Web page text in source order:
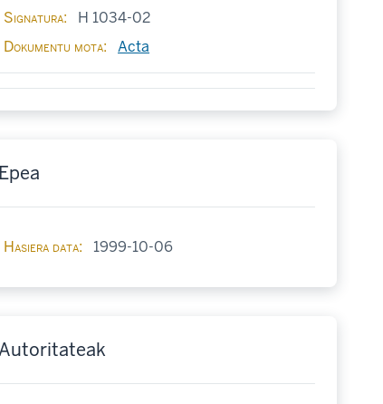
Signatura
H 1034-02
Dokumentu mota
Acta
Epea
Hasiera data 1999-10-06